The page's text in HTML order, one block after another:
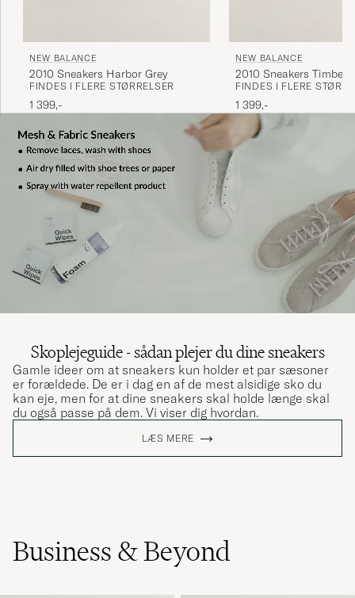
NEW BALANCE
2010 Sneakers Harbor Grey
FINDES I FLERE STØRRELSER
1 399,-
NEW BALANCE
2010 Sneakers
FINDES I FLERE
1 399,-
Skoplejeguide - sådan plejer du dine sneakers
Gamle ideer om at sneakers kun holder et par sæsoner
er forældede. De er i dag en af de mest alsidige sko du
kan eje, men for at dine sneakers skal holde længe skal
du også passe på dem. Vi viser dig hvordan.
LÆS MERE
Business & Beyond